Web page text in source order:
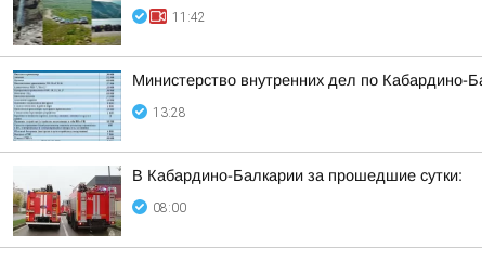
11:42
Министерство внутренних дел по Кабардино-
13:28
В Кабардино-Балкарии за прошедшие сутки:
08:00